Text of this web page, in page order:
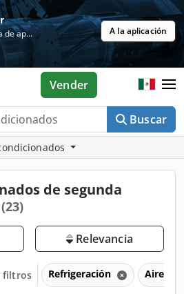
Gratis en la tienda de aplicaciones A la aplicación
Buscar
Vender
de segunda
(23)
Relevancia
filtros Refrigeración Aires